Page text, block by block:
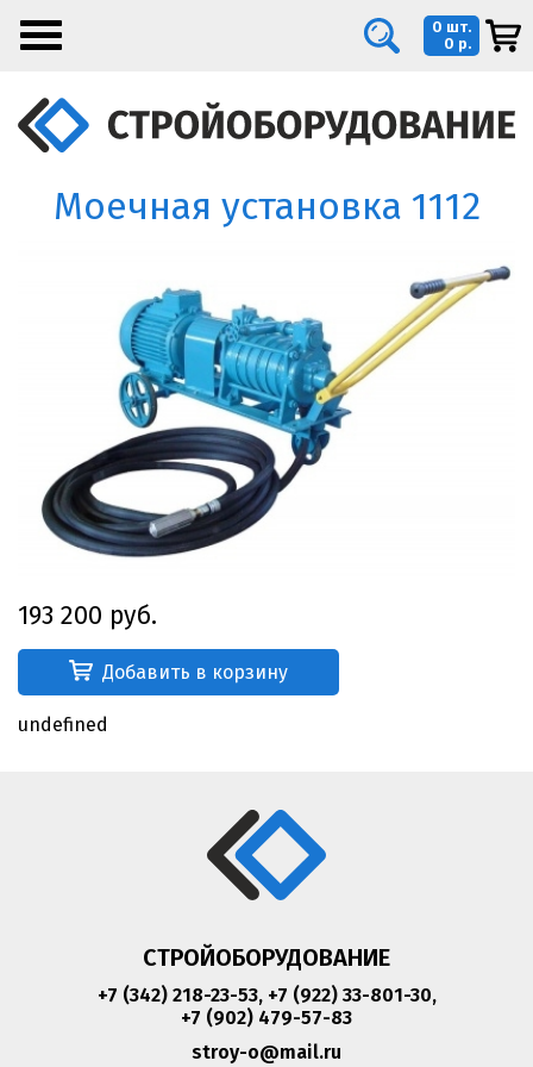
0 шт.
0 р.
Моечная установка 1112
193 200 руб.
Добавить в корзину
undefined
СТРОЙОБОРУДОВАНИЕ
+7 (342) 218-23-53, +7 (922) 33-801-30,
+7 (902) 479-57-83
stroy-o@mail.ru